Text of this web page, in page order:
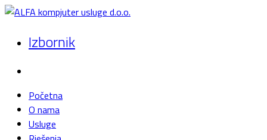
Izbornik
Početna
O nama
Usluge